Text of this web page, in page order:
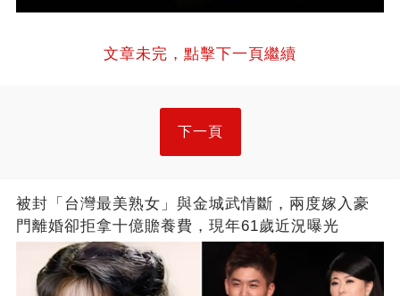
文章未完，點擊下一頁繼續
下一頁
被封「台灣最美熟女」與金城武情斷，兩度嫁入豪
門離婚卻拒拿十億贍養費，現年61歲近況曝光